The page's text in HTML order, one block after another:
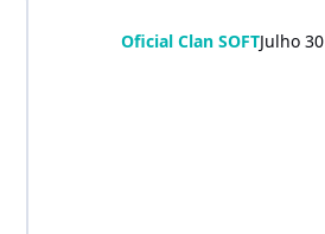
Oficial Clan SOFTJulho 30